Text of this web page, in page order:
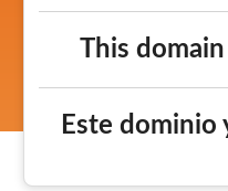
This
Este dominio